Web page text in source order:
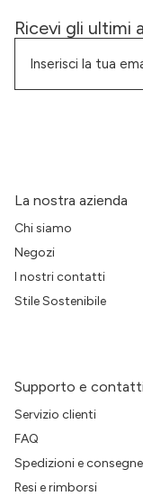
Ricevi gli ultimi
La nostra azienda
Chi siamo
Negozi
I nostri contatti
Stile Sostenibile
Supporto e contatti
Servizio clienti
FAQ
Spedizioni e consegne
Resi e rimborsi